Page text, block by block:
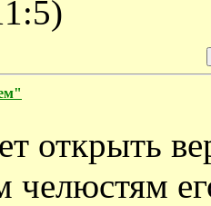
открыть
челюстям